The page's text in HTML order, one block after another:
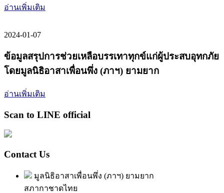
อ่านเพิ่มเติม
2024-01-07
ข้อมูลสรุปการช่วยเหลือบรรเทาทุกข์แก่ผู้ประสบอุทกภัย
โดยมูลนิธิอาสาเพื่อนพึ่ง (ภาฯ) ยามยาก
อ่านเพิ่มเติม
Scan to LINE official
Contact Us
มูลนิธิอาสาเพื่อนพึ่ง (ภาฯ) ยามยาก
สภากาชาดไทย